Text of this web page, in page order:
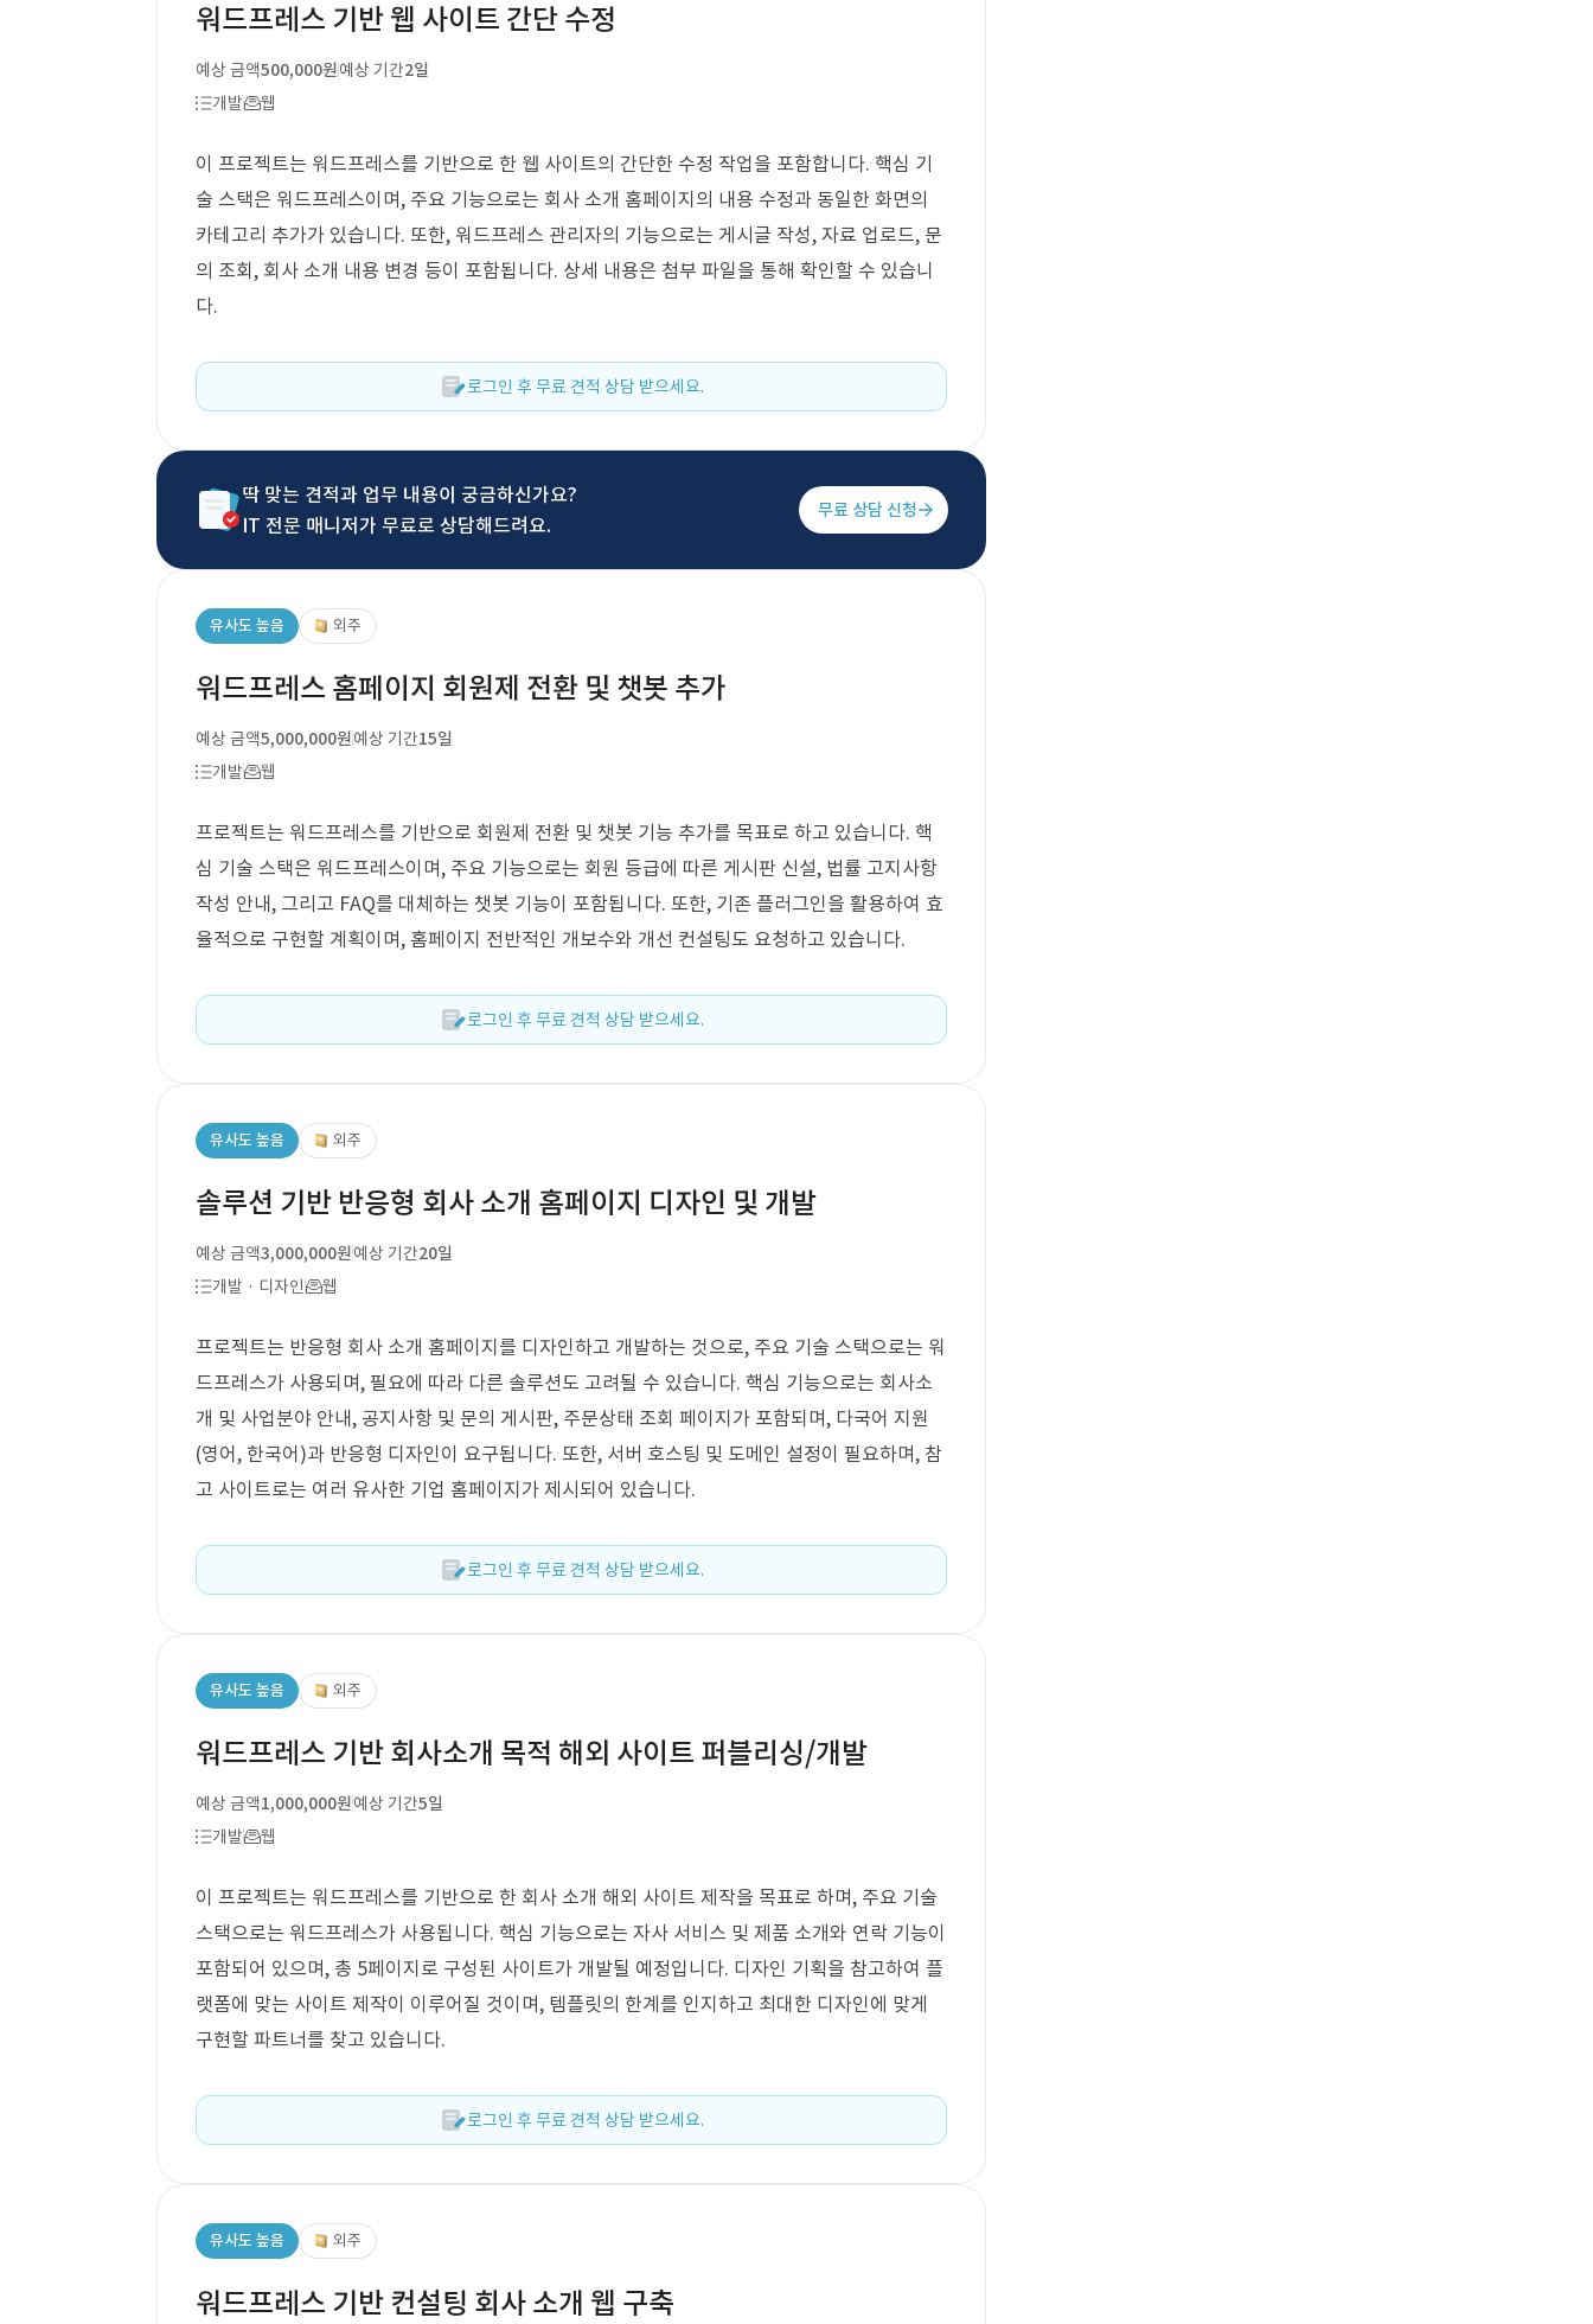
워드프레스 기반 웹 사이트 간단 수정
예상 금액500,000원예상 기간2일
개발
웹
이 프로젝트는 워드프레스를 기반으로 한 웹 사이트의 간단한 수정 작업을 포함합니다. 핵심 기
술 스택은 워드프레스이며, 주요 기능으로는 회사 소개 홈페이지의 내용 수정과 동일한 화면의
카테고리 추가가 있습니다. 또한, 워드프레스 관리자의 기능으로는 게시글 작성, 자료 업로드, 문
의 조회, 회사 소개 내용 변경 등이 포함됩니다. 상세 내용은 첨부 파일을 통해 확인할 수 있습니
다.
로그인 후 무료 견적 상담 받으세요.
딱 맞는 견적과 업무 내용이 궁금하신가요?
IT 전문 매니저가 무료로 상담해드려요.
무료 상담 신청
유사도 높음 외주
워드프레스 홈페이지 회원제 전환 및 챗봇 추가
예상 금액5,000,000원예상 기간15일
개발
웹
프로젝트는 워드프레스를 기반으로 회원제 전환 및 챗봇 기능 추가를 목표로 하고 있습니다. 핵
심 기술 스택은 워드프레스이며, 주요 기능으로는 회원 등급에 따른 게시판 신설, 법률 고지사항
작성 안내, 그리고 FAQ를 대체하는 챗봇 기능이 포함됩니다. 또한, 기존 플러그인을 활용하여 효
율적으로 구현할 계획이며, 홈페이지 전반적인 개보수와 개선 컨설팅도 요청하고 있습니다.
로그인 후 무료 견적 상담 받으세요.
유사도 높음 외주
솔루션 기반 반응형 회사 소개 홈페이지 디자인 및 개발
예상 금액3,000,000원예상 기간20일
개발 · 디자인
웹
프로젝트는 반응형 회사 소개 홈페이지를 디자인하고 개발하는 것으로, 주요 기술 스택으로는 워
드프레스가 사용되며, 필요에 따라 다른 솔루션도 고려될 수 있습니다. 핵심 기능으로는 회사소
개 및 사업분야 안내, 공지사항 및 문의 게시판, 주문상태 조회 페이지가 포함되며, 다국어 지원
(영어, 한국어)과 반응형 디자인이 요구됩니다. 또한, 서버 호스팅 및 도메인 설정이 필요하며, 참
고 사이트로는 여러 유사한 기업 홈페이지가 제시되어 있습니다.
로그인 후 무료 견적 상담 받으세요.
유사도 높음 외주
워드프레스 기반 회사소개 목적 해외 사이트 퍼블리싱/개발
예상 금액1,000,000원예상 기간5일
개발
웹
이 프로젝트는 워드프레스를 기반으로 한 회사 소개 해외 사이트 제작을 목표로 하며, 주요 기술
스택으로는 워드프레스가 사용됩니다. 핵심 기능으로는 자사 서비스 및 제품 소개와 연락 기능이
포함되어 있으며, 총 5페이지로 구성된 사이트가 개발될 예정입니다. 디자인 기획을 참고하여 플
랫폼에 맞는 사이트 제작이 이루어질 것이며, 템플릿의 한계를 인지하고 최대한 디자인에 맞게
구현할 파트너를 찾고 있습니다.
로그인 후 무료 견적 상담 받으세요.
유사도 높음 외주
워드프레스 기반 컨설팅 회사 소개 웹 구축